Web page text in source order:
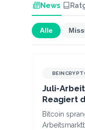
News
Alle
Juli-
Reagiert
beim
Bitcoin